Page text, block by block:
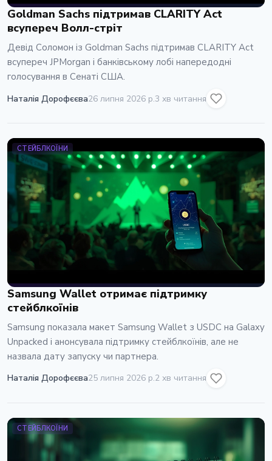
Goldman Sachs підтримав CLARITY Act
всупереч Волл-стріт
Девід Соломон із Goldman Sachs підтримав CLARITY Act
всупереч JPMorgan і банківському лобі напередодні
голосування в Сенаті США.
Наталія Дорофєєва26 липня 2026 р.3 хв читання
СТЕЙБЛКОЇНИ
Samsung Wallet отримає підтримку
стейблкоїнів
Samsung показала макет Samsung Wallet з USDC на Galaxy
Unpacked і анонсувала підтримку стейблкоїнів, але не
назвала дату запуску чи партнера.
Наталія Дорофєєва25 липня 2026 р.2 хв читання
СТЕЙБЛКОЇНИ